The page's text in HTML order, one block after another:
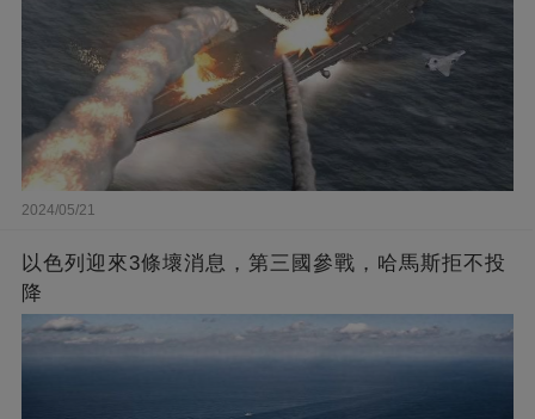
2024/05/21
以色列迎來3條壞消息，第三國參戰，哈馬斯拒不投
降